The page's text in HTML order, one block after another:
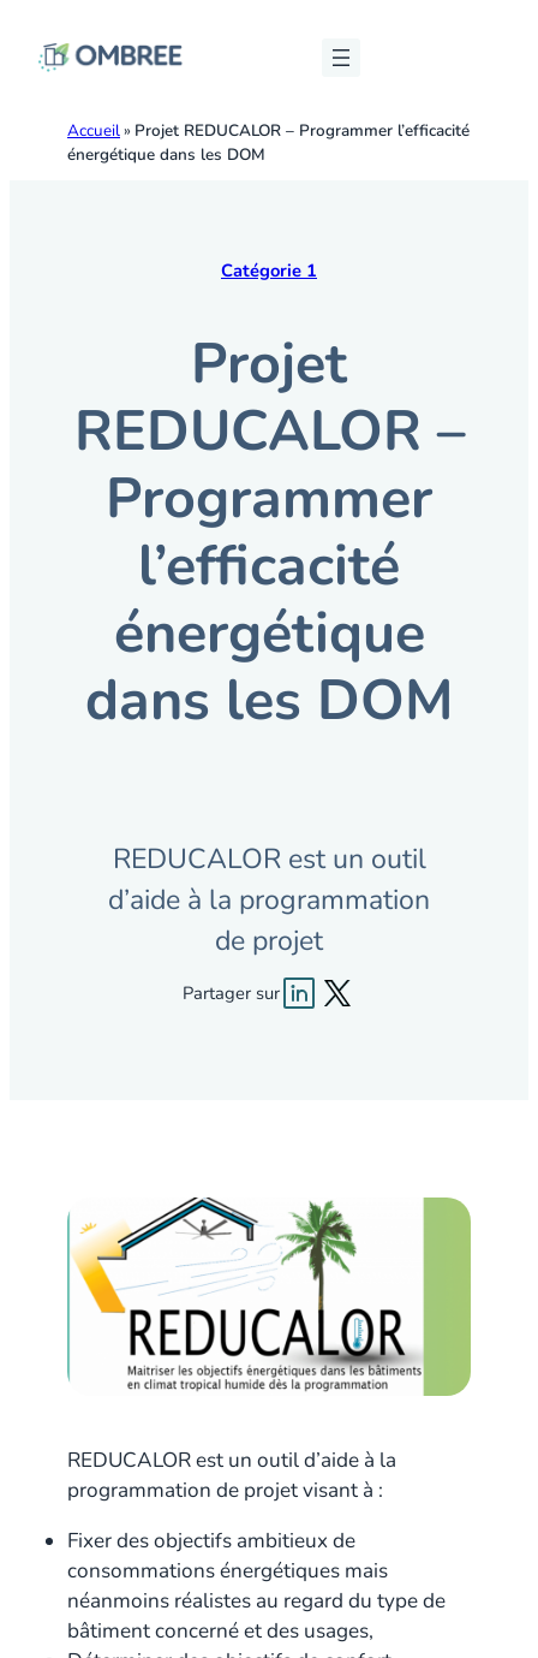
Des solutions ultramarines pour des bâtiments
Accueil» Projet REDUCALOR – Programmer l’efficacité
énergétique dans les DOM
Catégorie 1
Projet
REDUCALOR –
Programmer
l’efficacité
énergétique
dans les DOM
REDUCALOR est un outil
d’aide à la programmation
de projet
Partager sur
REDUCALOR est un outil d’aide à la
programmation de projet visant à :
Fixer des objectifs ambitieux de
consommations énergétiques mais
néanmoins réalistes au regard du type de
bâtiment concerné et des usages,